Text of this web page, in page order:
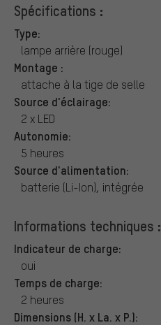
Spécifications :
Type:
lampe arrière (rouge)
Montage :
attache à la tige de selle
Source d'éclairage:
2 x LED
Autonomie:
5 heures
Source d'alimentation:
batterie (Li-Ion), intégrée
Informations techniques :
Indicateur de charge:
oui
Temps de charge:
2 heures
Dimensions (H. x La. x P.):